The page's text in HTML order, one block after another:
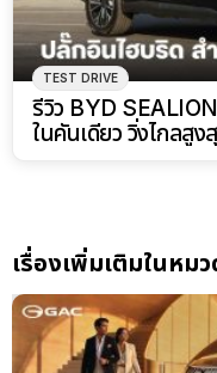
TEST DRIVE
รีวิว BYD
ในคันเดียว วิ่งไกลสู
เรื่องเพิ่มเติมในหม